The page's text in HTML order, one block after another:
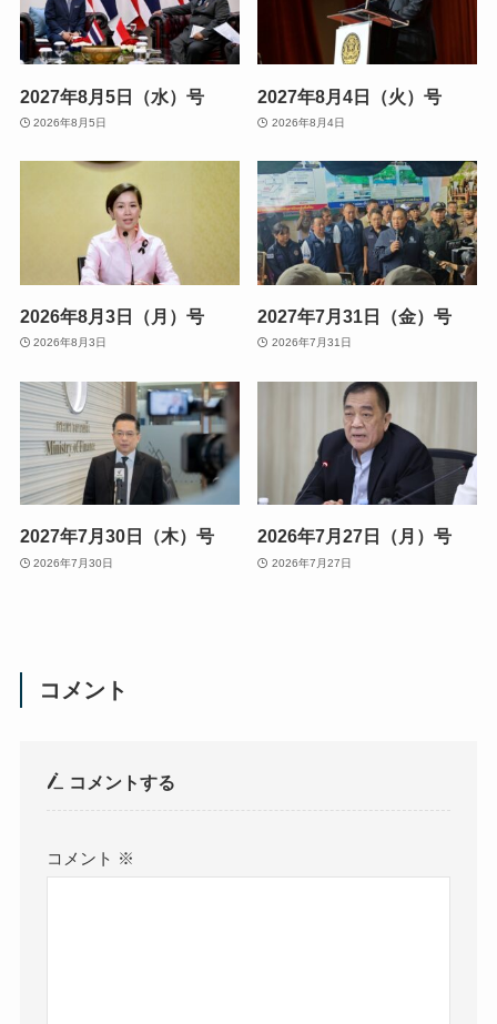
2027年8月5日（水）号
2026年8月5日
2027年8月4日（火）号
2026年8月4日
2026年8月3日（月）号
2026年8月3日
2027年7月31日（金）号
2026年7月31日
2027年7月30日（木）号
2026年7月30日
2026年7月27日（月）号
2026年7月27日
コメント
コメントする
コメント ※